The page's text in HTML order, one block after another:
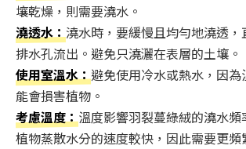
壤乾燥，則需要澆水。
澆透水：澆水時，要緩慢且均勻地澆透，
排水孔流出。避免只澆灑在表層的土壤。
使用室溫水：避免使用冷水或熱水，因
能會損害植物。
考慮溫度：溫度影響羽裂蔓綠絨的澆水頻
植物蒸散水分的速度較快，因此需要更頻